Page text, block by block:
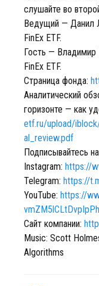
слушайте во
Ведущий — Данил
FinEx ETF.
Гость — Владимир
FinEx ETF.
Страница фонда:
Аналитический
горизонте — как
etf.ru/upload/
al_review.pdf
Подписывайтесь
Instagram: https://
Telegram: https://
YouTube: https://
Сайт компании:
Music: Scott
Algorithms